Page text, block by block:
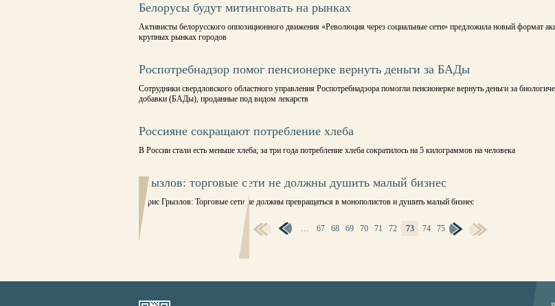
Белорусы будут митинговать на рынках
Активисты белорусского оппозиционного движения «Революция через социальные сети» предложила новый формат
крупных рынках городов
Роспотребнадзор помог пенсионерке вернуть деньги за БАДы
Сотрудники свердловского областного управления Роспотребнадзора помогли пенсионерке вернуть деньги за
добавки (БАДы), проданные под видом лекарств
Россияне сокращают потребление хлеба
В России стали есть меньше хлеба; за три года потребление хлеба сократилось на 5 килограммов на человека
Грызлов: торговые сети не должны душить малый бизнес
Борис Грызлов: Торговые сети не должны превращаться в монополистов и душить малый бизнес
СТРАНИЦЫ … 67 68 69 70 71 72 73 74 75